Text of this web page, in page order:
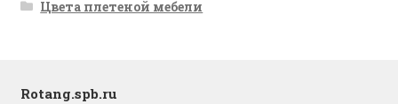
Цвета плетеной мебели
Rotang.spb.ru